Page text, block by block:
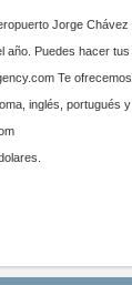
Jorge
año. Puedes hacer
Te
inglés, portugués